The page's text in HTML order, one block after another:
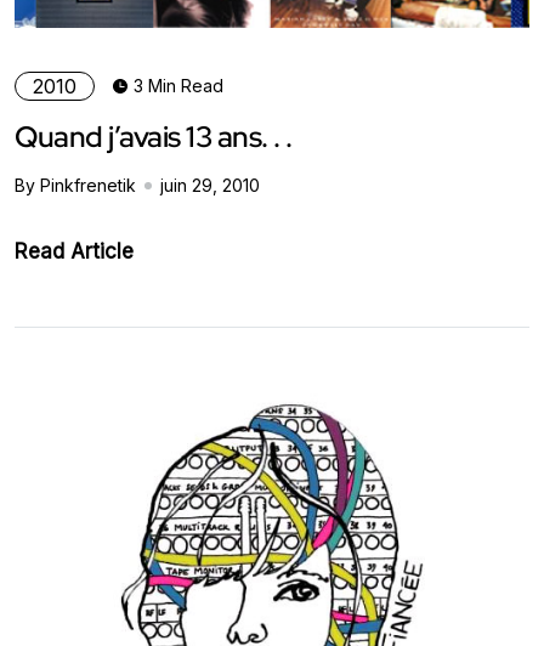
2010 3 Min Read
Quand j’avais 13 ans. . .
By Pinkfrenetik juin 29, 2010
Read Article